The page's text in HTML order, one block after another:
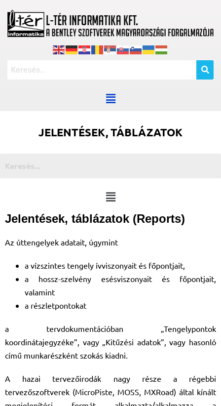
JELENTÉSEK, TÁBLÁZATOK
Jelentések, táblázatok (Reports)
Az úttengelyek adatait, úgymint
a vízszintes tengely ívviszonyait és főpontjait,
a hossz-szelvény esésviszonyait és főpontjait,
valamint
a részletpontokat
a tervdokumentációban „Tengelypontok
koordinátajegyzéke”, vagy „Kitűzési adatok”, vagy hasonló
című munkarészként szokás kiadni.
A hazai tervezőirodák nagy része a régebbi
tervezőszoftverek (MicroPiste, MOSS, MXRoad) által kínált